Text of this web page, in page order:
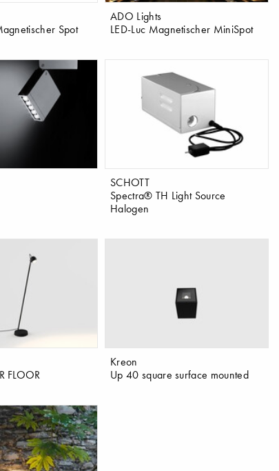
Spot
ADO Lights
LED-Luc Magnetischer MiniSpot
SCHOTT
Spectra® TH Light Source
Halogen
FLOOR
Kreon
Up 40 square surface mounted